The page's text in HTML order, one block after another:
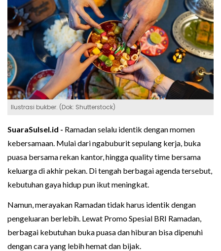
Ilustrasi bukber. (Dok: Shutterstock)
SuaraSulsel.id - Ramadan selalu identik dengan momen
kebersamaan. Mulai dari ngabuburit sepulang kerja, buka
puasa bersama rekan kantor, hingga quality time bersama
keluarga di akhir pekan. Di tengah berbagai agenda tersebut,
kebutuhan gaya hidup pun ikut meningkat.
Namun, merayakan Ramadan tidak harus identik dengan
pengeluaran berlebih. Lewat Promo Spesial BRI Ramadan,
berbagai kebutuhan buka puasa dan hiburan bisa dipenuhi
dengan cara yang lebih hemat dan bijak.